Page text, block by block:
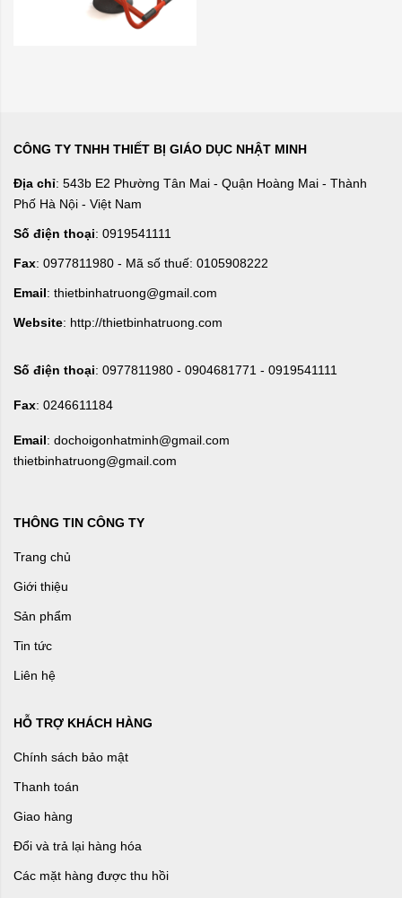
CÔNG TY TNHH THIẾT BỊ GIÁO DỤC NHẬT MINH
Địa chỉ: 543b E2 Phường Tân Mai - Quận Hoàng Mai - Thành
Phố Hà Nội - Việt Nam
Số điện thoại: 0919541111
Fax: 0977811980 - Mã số thuế: 0105908222
Email: thietbinhatruong@gmail.com
Website: http://thietbinhatruong.com
Số điện thoại: 0977811980 - 0904681771 - 0919541111
Fax: 0246611184
Email: dochoigonhatminh@gmail.com
thietbinhatruong@gmail.com
THÔNG TIN CÔNG TY
Trang chủ
Giới thiệu
Sản phẩm
Tin tức
Liên hệ
HỖ TRỢ KHÁCH HÀNG
Chính sách bảo mật
Thanh toán
Giao hàng
Đổi và trả lại hàng hóa
Các mặt hàng được thu hồi